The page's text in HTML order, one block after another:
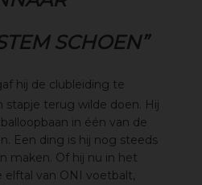
SCHOEN”
hij de clubleiding te
stapje terug wilde doen. Hij
in één van de
Een ding is hij nog steeds
maken. Of hij nu in het
elftal van ONI voetbalt,